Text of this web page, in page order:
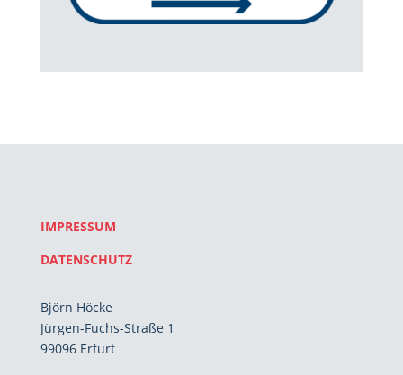
IMPRESSUM
DATENSCHUTZ
Björn Höcke
Jürgen-Fuchs-Straße 1
99096 Erfurt